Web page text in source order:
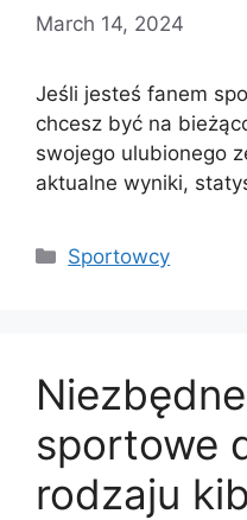
March 14, 2024
Jeśli jesteś fanem
chcesz być na
swojego ulubionego
aktualne wyniki,
Categories
Sportowcy
sportowe
rodzaju